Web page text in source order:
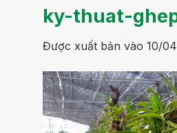
ky-thuat-
Được xuất bản vào 10/